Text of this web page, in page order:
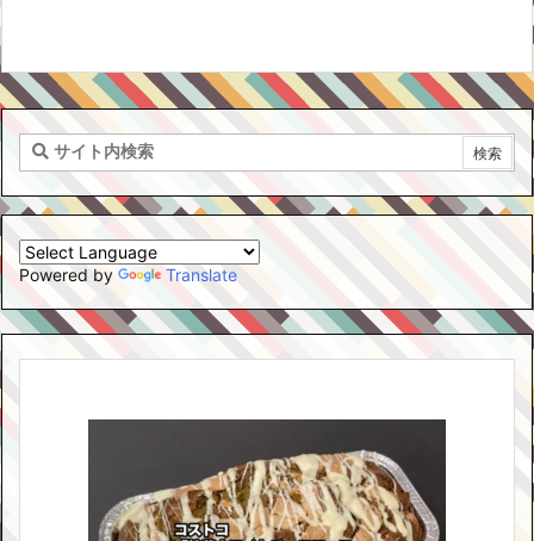
Powered by Translate